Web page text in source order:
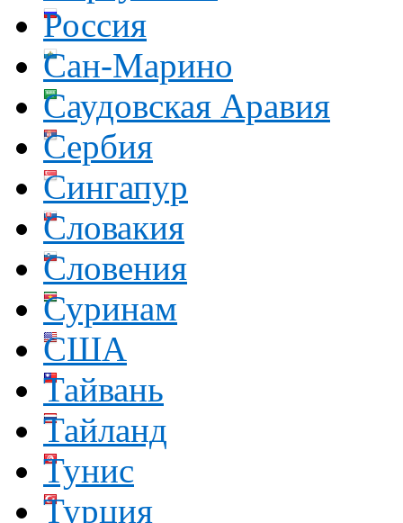
Россия
Сан-Марино
Саудовская Аравия
Сербия
Сингапур
Словакия
Словения
Суринам
США
Тайвань
Тайланд
Тунис
Турция